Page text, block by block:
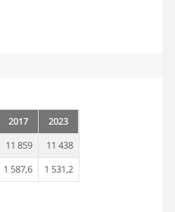
2017
2023
11 859
11 438
1 587,6
1 531,2